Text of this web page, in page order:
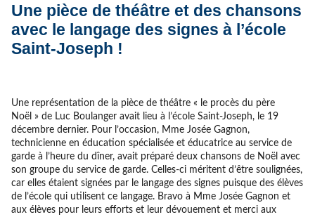
Une pièce de théâtre et des chansons
avec le langage des signes à l’école
Saint-Joseph !
Une représentation de la pièce de théâtre « le procès du père
Noël » de Luc Boulanger avait lieu à l’école Saint-Joseph, le 19
décembre dernier. Pour l’occasion, Mme Josée Gagnon,
technicienne en éducation spécialisée et éducatrice au service de
garde à l’heure du dîner, avait préparé deux chansons de Noël avec
son groupe du service de garde. Celles-ci méritent d’être soulignées,
car elles étaient signées par le langage des signes puisque des élèves
de l’école qui utilisent ce langage. Bravo à Mme Josée Gagnon et
aux élèves pour leurs efforts et leur dévouement et merci aux